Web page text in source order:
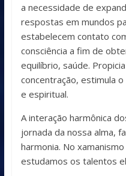
a necessidade de
respostas em mundos
estabelecem contato
consciência a fim de
equilí­brio, saúde.
concentração, estimula
e espiritual.
A interação harmônica
jornada da nossa alma,
harmonia. No
estudamos os talentos